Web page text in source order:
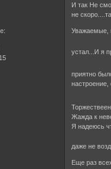
И так Не
не
Уважаемые,
устал...И я
приятно
настроение,
Жажда к
Я надеюсь
даже не
Еще раз